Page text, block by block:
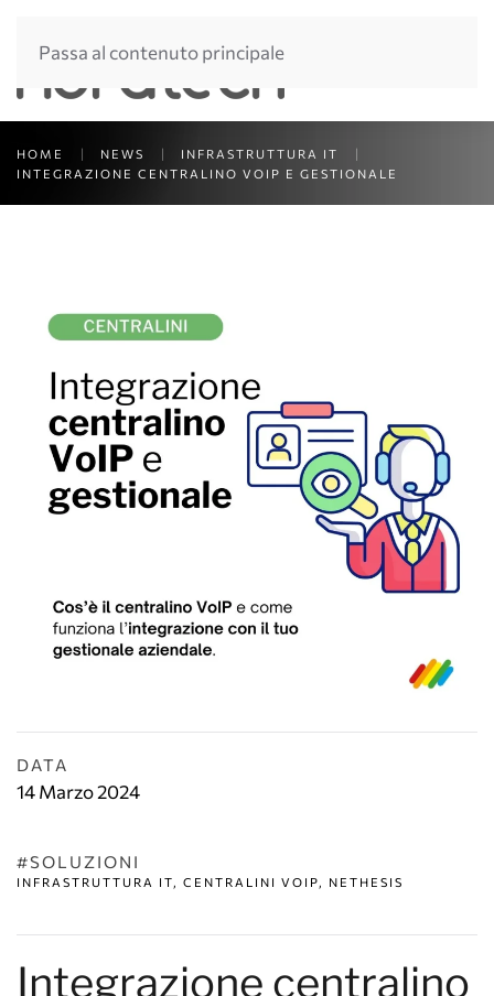
Passa al contenuto principale
HOME NEWS
INFRASTRUTTURA IT
INTEGRAZIONE CENTRALINO VOIP E GESTIONALE
DATA
14 Marzo 2024
#SOLUZIONI
INFRASTRUTTURA IT, CENTRALINI VOIP, NETHESIS
Integrazione centralino